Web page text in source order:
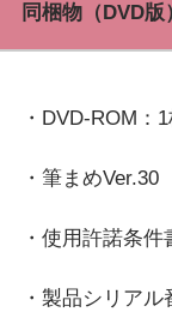
同梱物（DVD版
・DVD-ROM：
・筆まめVer.30
・使用許諾条件
・製品シリア